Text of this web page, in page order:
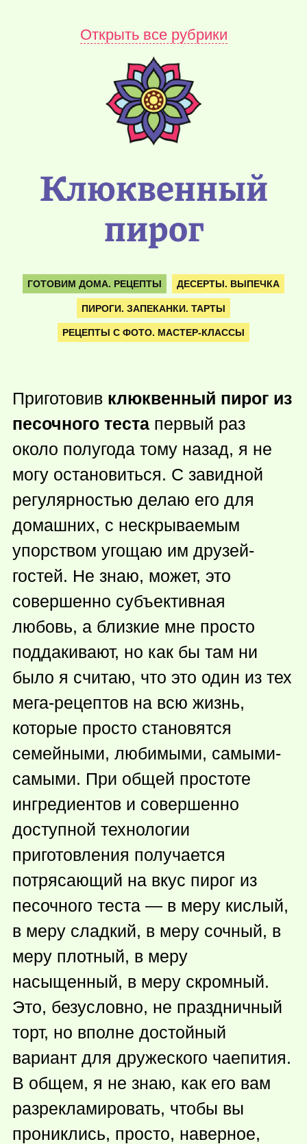
Открыть все рубрики
Клюквенный
пирог
ГОТОВИМ ДОМА. РЕЦЕПТЫ ДЕСЕРТЫ. ВЫПЕЧКА
ПИРОГИ. ЗАПЕКАНКИ. ТАРТЫ
РЕЦЕПТЫ С ФОТО. МАСТЕР-КЛАССЫ
Приготовив клюквенный пирог из
песочного теста первый раз
около полугода тому назад, я не
могу остановиться. С завидной
регулярностью делаю его для
домашних, с нескрываемым
упорством угощаю им друзей-
гостей. Не знаю, может, это
совершенно субъективная
любовь, а близкие мне просто
поддакивают, но как бы там ни
было я считаю, что это один из тех
мега-рецептов на всю жизнь,
которые просто становятся
семейными, любимыми, самыми-
самыми. При общей простоте
ингредиентов и совершенно
доступной технологии
приготовления получается
потрясающий на вкус пирог из
песочного теста — в меру кислый,
в меру сладкий, в меру сочный, в
меру плотный, в меру
насыщенный, в меру скромный.
Это, безусловно, не праздничный
торт, но вполне достойный
вариант для дружеского чаепития.
В общем, я не знаю, как его вам
разрекламировать, чтобы вы
прониклись, просто, наверное,